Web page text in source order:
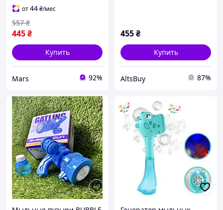
от44₴/мес
445₴
557 ₴
Купить
Mars 92%
455₴
Купить
AltsBuy 87%